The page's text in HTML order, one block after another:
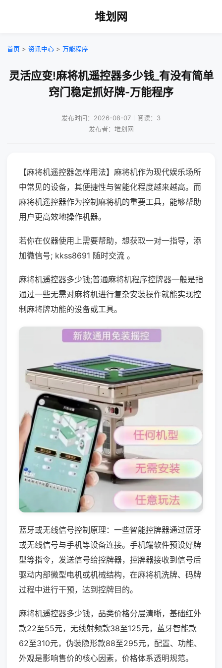
堆划网
首页 > 资讯中心 > 万能程序
灵活应变!麻将机遥控器多少钱_有没有简单
窍门稳定抓好牌-万能程序
发布时间：2026-08-07｜阅读：3
发布者：堆划网
【麻将机遥控器怎样用法】麻将机作为现代娱乐场所
中常见的设备，其便捷性与智能化程度越来越高。而
麻将机遥控器作为控制麻将机的重要工具，能够帮助
用户更高效地操作机器。
若你在仪器使用上需要帮助，想获取一对一指导，添
加微信号; kkss8691 随时交流 。
麻将机遥控器多少钱;普通麻将机程序控牌器一般是指
通过一些无需对麻将机进行复杂安装操作就能实现控
制麻将牌功能的设备或工具。
蓝牙或无线信号控制原理：一些智能控牌器通过蓝牙
或无线信号与手机等设备连接。手机端软件预设好牌
型等指令，发送信号给控牌器，控牌器接收到信号后
驱动内部微型电机或机械结构，在麻将机洗牌、码牌
过程中进行干预，达到控牌目的。
麻将机遥控器多少钱，品类价格分层清晰，基础红外
款22至55元，无线射频款38至125元，蓝牙智能款
62至310元，伪装隐形款88至295元，配置、功能、
外观是影响售价的核心因素，价格体系透明规范。